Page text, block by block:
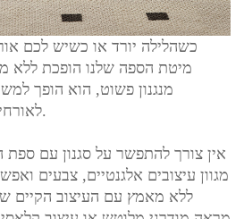
כשהלילה יורד או כשיש לכם
מיטת הספה שלנו הופכת ללא
מנגנון פשוט, הוא הופך
לאורחים שלך לישון לילה רגוע.
אין צורך להתפשר על סגנון עם
מגוון עיצובים אלגנטיים, צבעים
ללא מאמץ עם העיצוב הקיים